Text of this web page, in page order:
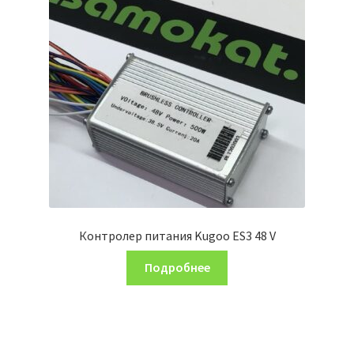
Контролер питания Kugoo ES3 48 V
Подробнее